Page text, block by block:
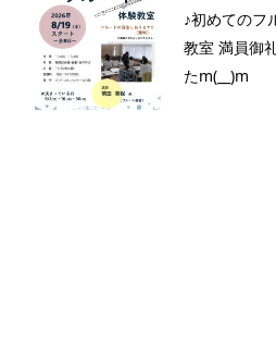
♪初めてのフ
教室 満員御
たm(__)m